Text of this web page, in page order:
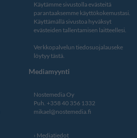
Käytämme sivustolla evästeitä
parantaaksemme käyttökokemustasi.
Käyttämällä sivustoa hyväksyt
evästeiden tallentamisen laitteellesi.
Verkkopalvelun tiedosuojalauseke
löytyy tästä.
Mediamyynti
Nostemedia Oy
Puh. +358 40 356 1332
mikael@nostemedia.fi
Mediatiedot